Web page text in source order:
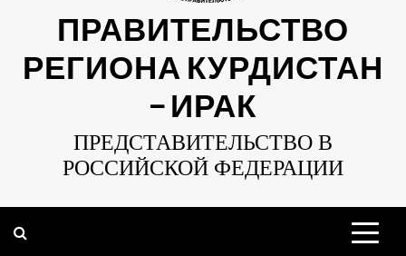
ПРАВИТЕЛЬСТВО
РЕГИОНА КУРДИСТАН
— ИРАК
ПРЕДСТАВИТЕЛЬСТВО В
РОССИЙСКОЙ ФЕДЕРАЦИИ